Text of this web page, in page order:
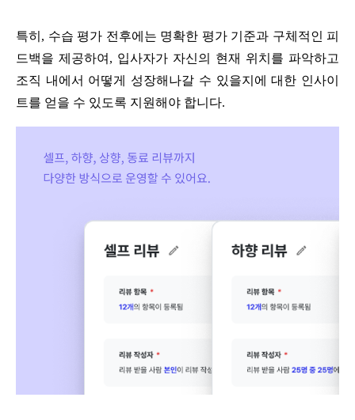
특히, 수습 평가 전후에는 명확한 평가 기준과 구체적인 피
드백을 제공하여, 입사자가 자신의 현재 위치를 파악하고
조직 내에서 어떻게 성장해나갈 수 있을지에 대한 인사이
트를 얻을 수 있도록 지원해야 합니다.